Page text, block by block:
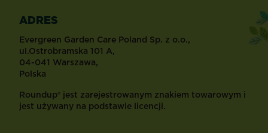
ADRES
Evergreen Garden Care Poland Sp. z o.o.,
ul.Ostrobramska 101 A,
04-041 Warszawa,
Polska
Roundup® jest zarejestrowanym znakiem towarowym i
jest używany na podstawie licencji.